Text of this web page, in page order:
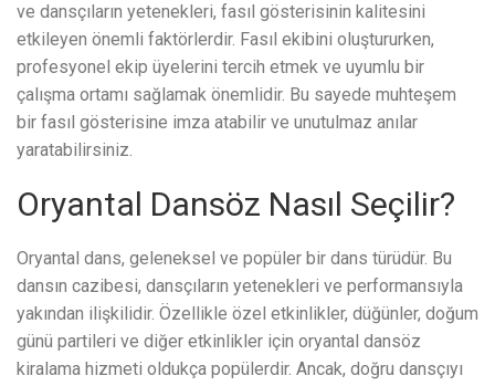
ve dansçıların yetenekleri, fasıl gösterisinin kalitesini
etkileyen önemli faktörlerdir. Fasıl ekibini oluştururken,
profesyonel ekip üyelerini tercih etmek ve uyumlu bir
çalışma ortamı sağlamak önemlidir. Bu sayede muhteşem
bir fasıl gösterisine imza atabilir ve unutulmaz anılar
yaratabilirsiniz.
Oryantal Dansöz Nasıl Seçilir?
Oryantal dans, geleneksel ve popüler bir dans türüdür. Bu
dansın cazibesi, dansçıların yetenekleri ve performansıyla
yakından ilişkilidir. Özellikle özel etkinlikler, düğünler, doğum
günü partileri ve diğer etkinlikler için oryantal dansöz
kiralama hizmeti oldukça popülerdir. Ancak, doğru dansçıyı